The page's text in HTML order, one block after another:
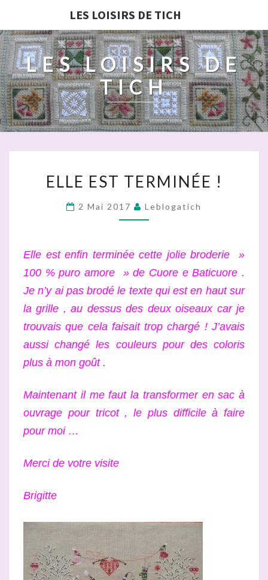
LES LOISIRS DE TICH
LES LOISIRS DE
TICH
EST
TERMINÉE
!
ELLE EST TERMINÉE !
2 Mai 2017 Leblogatich
Elle est enfin terminée cette jolie broderie »
100 % puro amore » de Cuore e Baticuore .
Je n’y ai pas brodé le texte qui est en haut sur
la grille , au dessus des deux oiseaux car je
trouvais que cela faisait trop chargé ! J’avais
aussi changé les couleurs pour des coloris
plus à mon goût .
Maintenant il me faut la transformer en sac à
ouvrage pour tricot , le plus difficile à faire
pour moi …
Merci de votre visite
Brigitte